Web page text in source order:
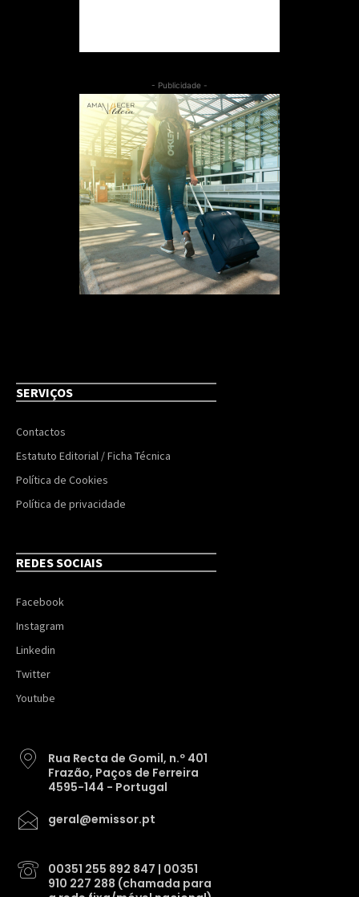
- Publicidade -
SERVIÇOS
Contactos
Estatuto Editorial / Ficha Técnica
Política de Cookies
Política de privacidade
REDES SOCIAIS
Facebook
Instagram
Linkedin
Twitter
Youtube
Rua Recta de Gomil, n.º 401
Frazão, Paços de Ferreira
4595-144 - Portugal
geral@emissor.pt
00351 255 892 847 | 00351
910 227 288 (chamada para